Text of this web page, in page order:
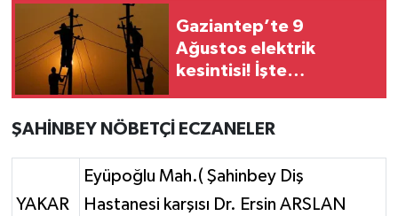
Gaziantep’te 9
Ağustos elektrik
kesintisi! İşte
ŞAHİNBEY NÖBETÇİ ECZANELER
YAKAR
Eyüpoğlu Mah.( Şahinbey Diş
Hastanesi karşısı Dr. Ersin ARSLAN
Video Haber
Yaşam
Yeme-İçme